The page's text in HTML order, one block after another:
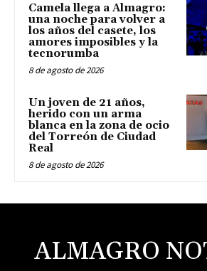
Camela llega a Almagro:
una noche para volver a
los años del casete, los
amores imposibles y la
tecnorumba
8 de agosto de 2026
Un joven de 21 años,
herido con un arma
blanca en la zona de ocio
del Torreón de Ciudad
Real
8 de agosto de 2026
ALMAGRO